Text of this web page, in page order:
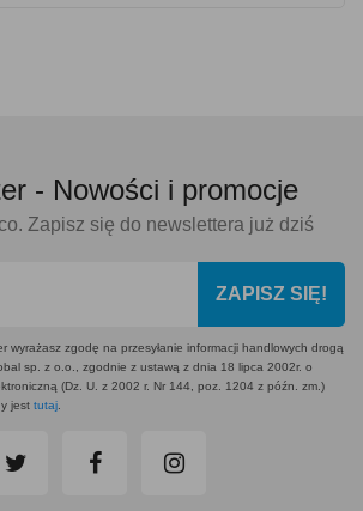
- Nowości i promocje
Zapisz się do newslettera już dziś
ZAPISZ SIĘ!
wyrażasz zgodę na przesyłanie informacji handlowych drogą
sp. z o.o., zgodnie z ustawą z dnia 18 lipca 2002r. o
(Dz. U. z 2002 r. Nr 144, poz. 1204 z późn. zm.)
jest tutaj.